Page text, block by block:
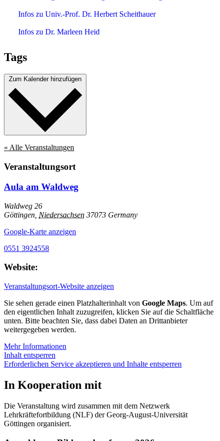
Infos zu Univ.-Prof. Dr. Herbert Scheithauer
Infos zu Dr. Marleen Heid
Tags
« Alle Veranstaltungen
Veranstaltungsort
Aula am Waldweg
Waldweg 26
Göttingen Niedersachsen 37073 Germany
Google-Karte anzeigen
0551 3924558
Website:
Veranstaltungsort-Website anzeigen
Sie sehen gerade einen Platzhalterinhalt von Google Maps. Um auf
den eigentlichen Inhalt zuzugreifen, klicken Sie auf die Schaltfläche
unten. Bitte beachten Sie, dass dabei Daten an Drittanbieter
weitergegeben werden.
Mehr Informationen
Inhalt entsperren
Erforderlichen Service akzeptieren und Inhalte entsperren
In Kooperation mit
Die Veranstaltung wird zusammen mit dem Netzwerk
Lehrkräftefortbildung (NLF) der Georg-August-Universität
Göttingen organisiert.